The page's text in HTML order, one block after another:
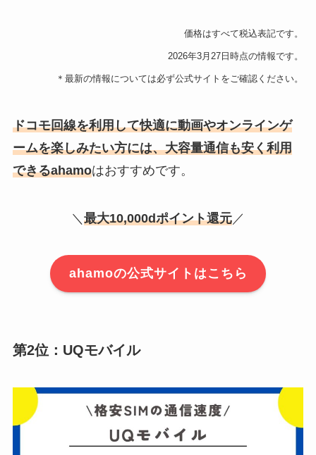
価格はすべて税込表記です。
2026年3月27日時点の情報です。
＊最新の情報については必ず公式サイトをご確認ください。
ドコモ回線を利用して快適に動画やオンラインゲ
ームを楽しみたい方には、大容量通信も安く利用
できるahamoはおすすめです。
＼ 最大10,000dポイント還元 ／
ahamoの公式サイトはこちら
第2位：UQモバイル